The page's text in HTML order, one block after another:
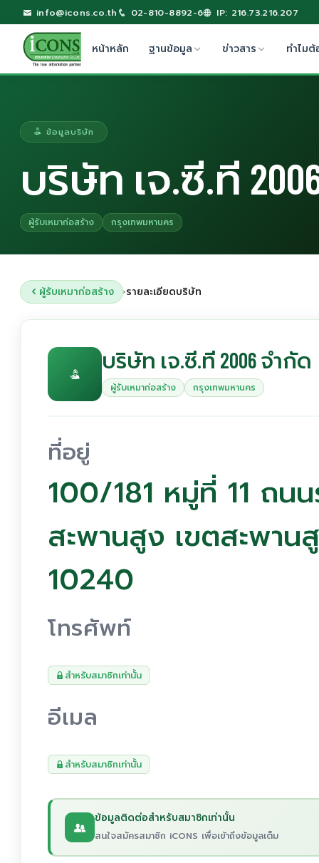
info@icons.co.th 02-810-8892-6 IP: 216.73.216.207
หน้าหลัก ฐานข้อมูล ข่าวสาร ทำไมต้
ข้อมูลบริษัท
บริษัท เจ.ซี.ที
ผู้รับเหมาก่อสร้าง กรุงเทพมหานคร
ผู้รับเหมาก่อสร้าง ›รายละเอียดบริษัท
บริษัท เจ.ซี.ที 2006 จำกัด
ผู้รับเหมาก่อสร้าง กรุงเทพมหานคร
ที่อยู่
100/181 หมู่ที่ 11 ถน
สะพานสูง เขตสะพา
10240
โทรศัพท์
สำหรับสมาชิกเท่านั้น
อีเมล
สำหรับสมาชิกเท่านั้น
ข้อมูลติดต่อสำหรับสมาชิกเท่านั้น
สนใจสมัครสมาชิก iCONS เพื่อเข้าถึงข้อมูลเต็ม